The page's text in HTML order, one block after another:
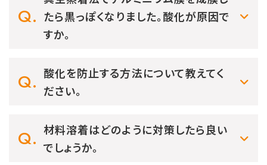
たら黒っぽくなりました。酸化が原因で
すか。
酸化を防止する方法について教えてく
ださい。
材料溶着はどのように対策したら良い
でしょうか。